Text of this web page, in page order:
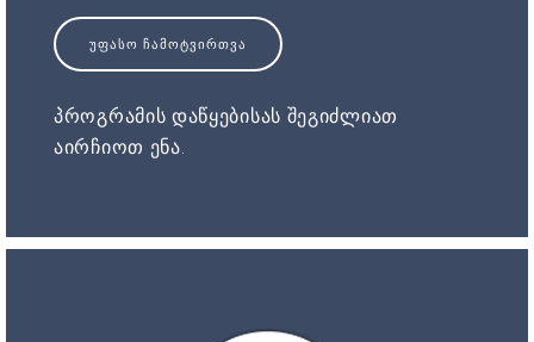
ᲣᲤᲐᲡᲝ ᲩᲐᲛᲝᲢᲕᲘᲠᲗᲕᲐ
პროგრამის დაწყებისას შეგიძლიათ
აირჩიოთ ენა.